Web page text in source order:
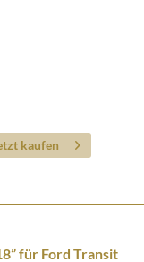
kaufen
für Ford Transit